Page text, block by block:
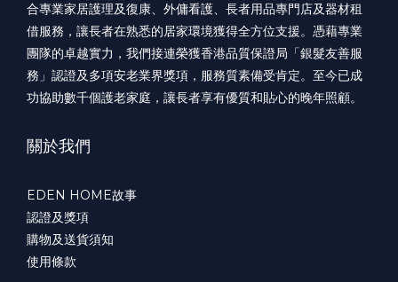
合專業家居護理及復康、外傭看護、長者用品專門店及器材租
借服務，讓長者在熟悉的居家環境獲得全方位支援。憑藉專業
團隊的卓越實力，我們接連榮獲香港品質保證局「銀髮友善服
務」認證及多項安老業界獎項，服務質素備受肯定。至今已成
功協助數千個護老家庭，讓長者享有優質和貼心的晚年照顧。
關於我們
EDEN HOME故事
認證及獎項
購物及送貨須知
使用條款